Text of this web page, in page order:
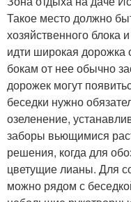
Такое место должно
хозяйственного блока
идти широкая дорожка
бокам от нее обычно
дорожек могут
беседки нужно
озеленение,
заборы вьющимися
решения, когда для
цветущие лианы. Для
можно рядом с